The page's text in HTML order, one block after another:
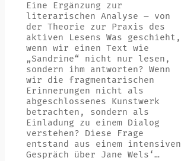
Eine Ergänzung zur
literarischen Analyse – von
der Theorie zur Praxis des
aktiven Lesens Was geschieht,
wenn wir einen Text wie
„Sandrine“ nicht nur lesen,
sondern ihm antworten? Wenn
wir die fragmentarischen
Erinnerungen nicht als
abgeschlossenes Kunstwerk
betrachten, sondern als
Einladung zu einem Dialog
verstehen? Diese Frage
entstand aus einem intensiven
Gespräch über Jane Wels‘…